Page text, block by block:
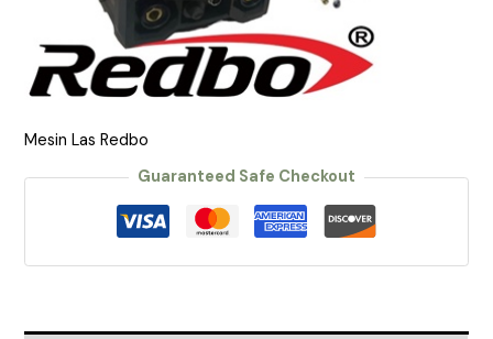
Mesin Las Redbo
Guaranteed Safe Checkout